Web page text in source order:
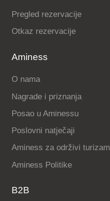
Pregled rezervacije
Otkaz rezervacije
Aminess
O nama
Nagrade i priznanja
Posao u Aminessu
Poslovni natječaji
Aminess za održivi turizam
Aminess Politike
B2B